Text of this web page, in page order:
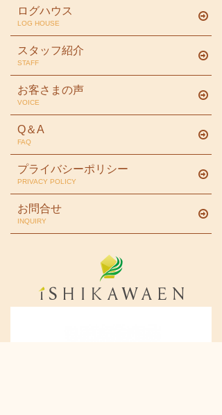
ログハウス
LOG HOUSE
スタッフ紹介
STAFF
お客さまの声
VOICE
Q＆A
FAQ
プライバシーポリシー
PRIVACY POLICY
お問合せ
INQUIRY